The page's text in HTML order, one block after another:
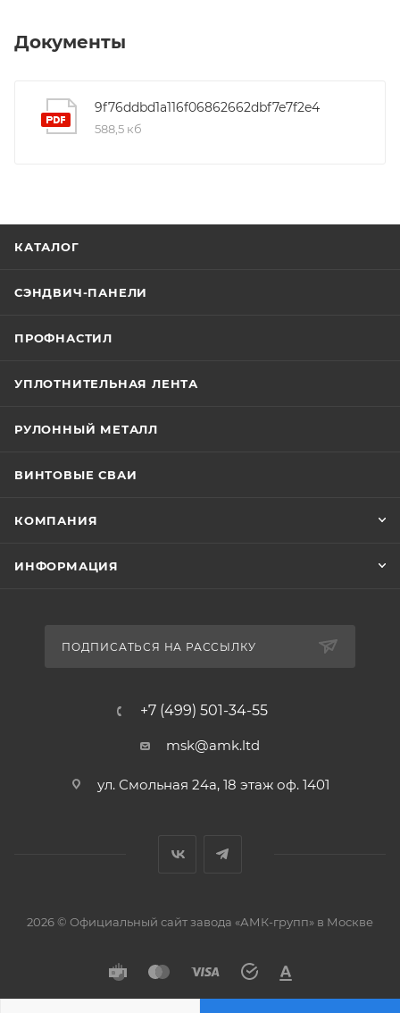
Документы
9f76ddbd1a116f06862662dbf7e7f2e4
588,5 кб
КАТАЛОГ
СЭНДВИЧ-ПАНЕЛИ
ПРОФНАСТИЛ
УПЛОТНИТЕЛЬНАЯ ЛЕНТА
РУЛОННЫЙ МЕТАЛЛ
ВИНТОВЫЕ СВАИ
КОМПАНИЯ
ИНФОРМАЦИЯ
ПОДПИСАТЬСЯ НА РАССЫЛКУ
+7 (499) 501-34-55
msk@amk.ltd
ул. Смольная 24а, 18 этаж оф. 1401
2026 © Официальный сайт завода «АМК-групп» в Москве